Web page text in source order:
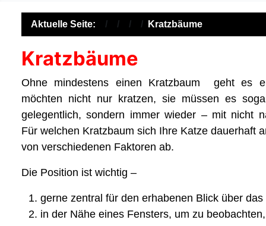
Aktuelle Seite: Kratzbäume
Kratzbäume
Ohne mindestens einen Kratzbaum geht es
möchten nicht nur kratzen, sie müssen es
gelegentlich, sondern immer wieder – mit nicht
Für welchen Kratzbaum sich Ihre Katze dauerhaft
von verschiedenen Faktoren ab.
Die Position ist wichtig –
gerne zentral für den erhabenen Blick über
in der Nähe eines Fensters, um zu